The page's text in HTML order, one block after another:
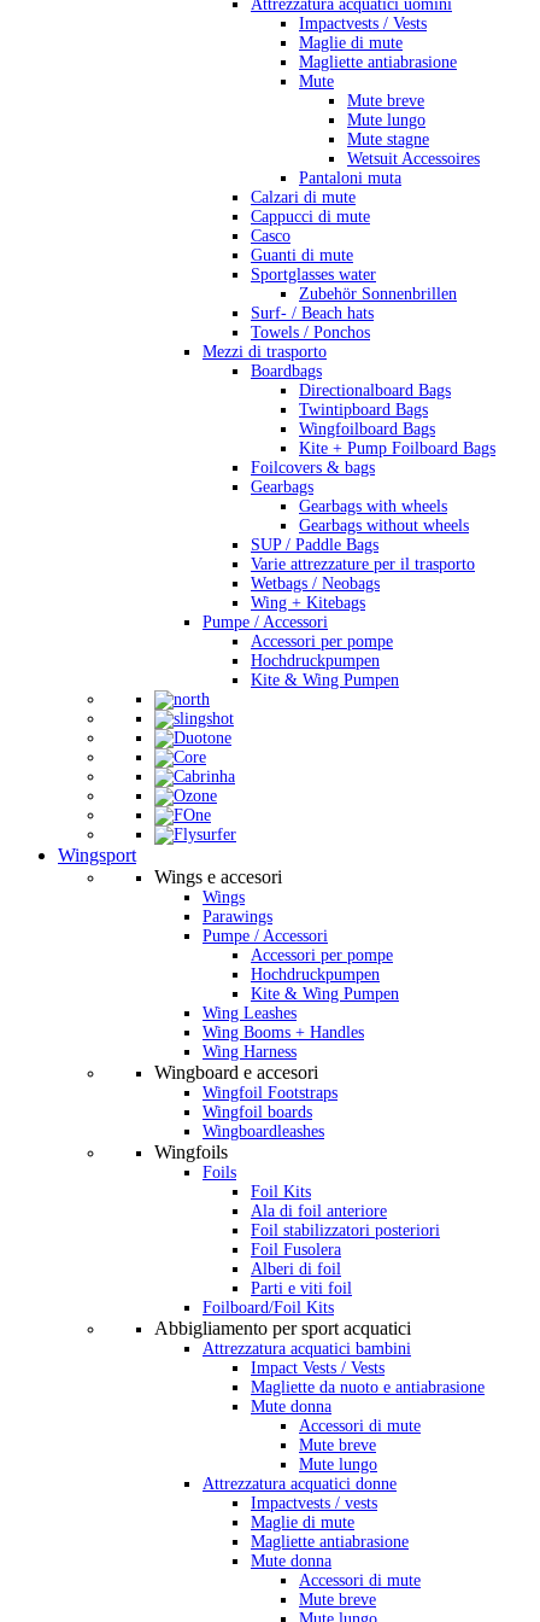
Attrezzatura acquatici uomini
Impactvests / Vests
Maglie di mute
Magliette antiabrasione
Mute
Mute breve
Mute lungo
Mute stagne
Wetsuit Accessoires
Pantaloni muta
Calzari di mute
Cappucci di mute
Casco
Guanti di mute
Sportglasses water
Zubehör Sonnenbrillen
Surf- / Beach hats
Towels / Ponchos
Mezzi di trasporto
Boardbags
Directionalboard Bags
Twintipboard Bags
Wingfoilboard Bags
Kite + Pump Foilboard Bags
Foilcovers & bags
Gearbags
Gearbags with wheels
Gearbags without wheels
SUP / Paddle Bags
Varie attrezzature per il trasporto
Wetbags / Neobags
Wing + Kitebags
Pumpe / Accessori
Accessori per pompe
Hochdruckpumpen
Kite & Wing Pumpen
Wingsport
Wings e accesori
Wings
Parawings
Pumpe / Accessori
Accessori per pompe
Hochdruckpumpen
Kite & Wing Pumpen
Wing Leashes
Wing Booms + Handles
Wing Harness
Wingboard e accesori
Wingfoil Footstraps
Wingfoil boards
Wingboardleashes
Wingfoils
Foils
Foil Kits
Ala di foil anteriore
Foil stabilizzatori posteriori
Foil Fusolera
Alberi di foil
Parti e viti foil
Foilboard/Foil Kits
Abbigliamento per sport acquatici
Attrezzatura acquatici bambini
Impact Vests / Vests
Magliette da nuoto e antiabrasione
Mute donna
Accessori di mute
Mute breve
Mute lungo
Attrezzatura acquatici donne
Impactvests / vests
Maglie di mute
Magliette antiabrasione
Mute donna
Accessori di mute
Mute breve